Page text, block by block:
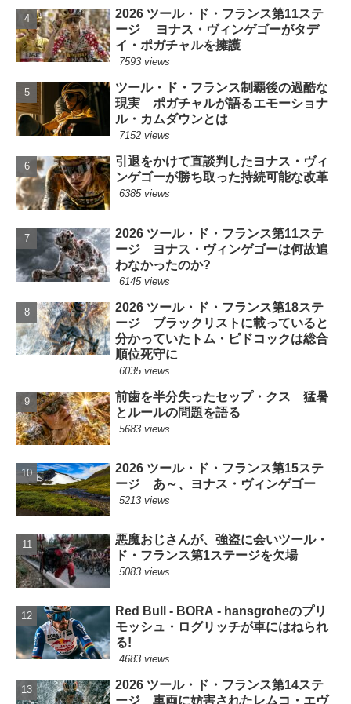
2026 ツール・ド・フランス第11ステ
ージ ヨナス・ヴィンゲゴーがタデ
イ・ポガチャルを擁護
7593 views
ツール・ド・フランス制覇後の過酷な
現実 ポガチャルが語るエモーショナ
ル・カムダウンとは
7152 views
引退をかけて直談判したヨナス・ヴィ
ンゲゴーが勝ち取った持続可能な改革
6385 views
2026 ツール・ド・フランス第11ステ
ージ ヨナス・ヴィンゲゴーは何故追
わなかったのか?
6145 views
2026 ツール・ド・フランス第18ステ
ージ ブラックリストに載っていると
分かっていたトム・ピドコックは総合
順位死守に
6035 views
前歯を半分失ったセップ・クス 猛暑
とルールの問題を語る
5683 views
2026 ツール・ド・フランス第15ステ
ージ あ～、ヨナス・ヴィンゲゴー
5213 views
悪魔おじさんが、強盗に会いツール・
ド・フランス第1ステージを欠場
5083 views
Red Bull - BORA - hansgroheのプリ
モッシュ・ログリッチが車にはねられ
る!
4683 views
2026 ツール・ド・フランス第14ステ
ージ 車両に妨害されたレムコ・エヴ